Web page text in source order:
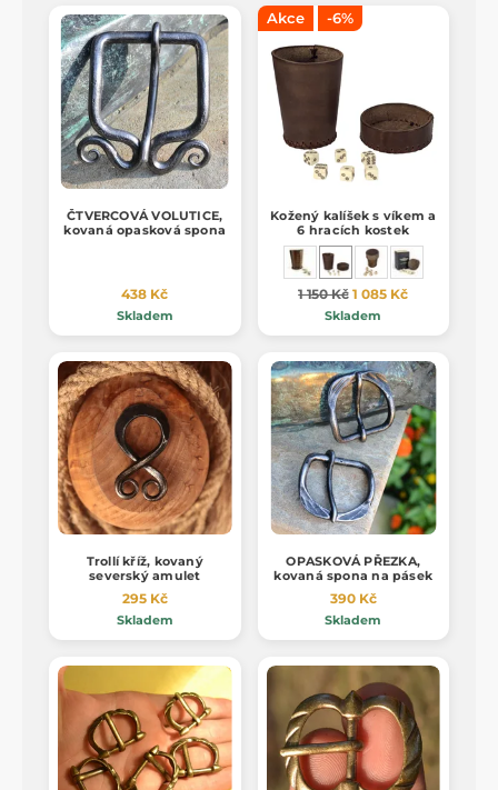
ČTVERCOVÁ VOLUTICE,
kovaná opasková spona
438 Kč
Skladem
Akce -6%
Kožený kalíšek s víkem a
6 hracích kostek
1 150 Kč 1 085 Kč
Skladem
Trollí kříž, kovaný
severský amulet
295 Kč
Skladem
OPASKOVÁ PŘEZKA,
kovaná spona na pásek
390 Kč
Skladem